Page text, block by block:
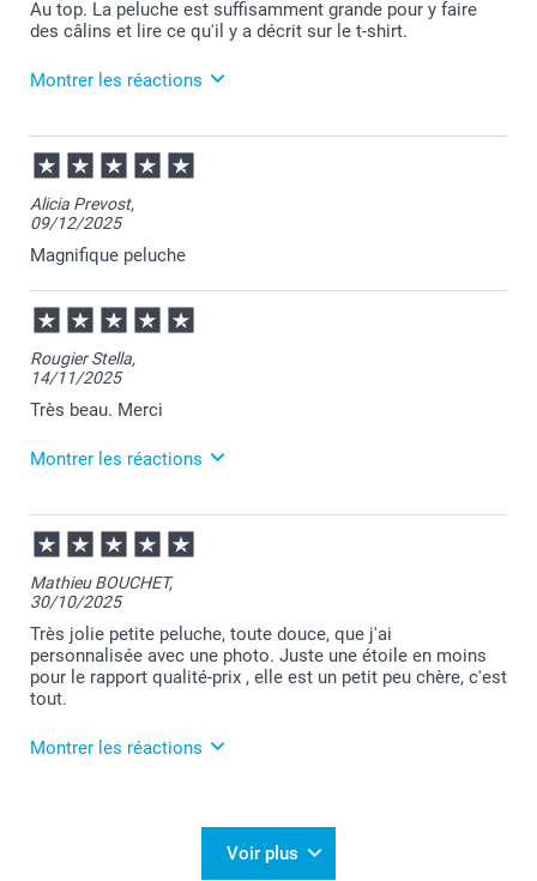
Nous restons à votre écoute et je vous souhaite une
Cordialement,
Florence@smartphoto
Au top. La peluche est suffisamment grande pour y faire
des câlins et lire ce qu'il y a décrit sur le t-shirt.
Montrer les réactions
06/03/2026
14:01
Nous vous remercions sincèrement pour votre
appréciation positive et sommes heureux que votre
expérience ait répondu à vos attentes Marie-Alix.
Nous restons à votre entière disposition,
Laila@Smartphoto
Alicia Prevost,
09/12/2025
Magnifique peluche
Rougier Stella,
14/11/2025
Très beau. Merci
Montrer les réactions
19/11/2025
09:04
Merci Stella pour ce chouette commentaire!
Je suis ravie de savoir que votre produit vous
apporte satisfaction :-)
Revenez nous voir bientôt.
Julie@Smartphoto
Mathieu BOUCHET,
30/10/2025
Très jolie petite peluche, toute douce, que j'ai
personnalisée avec une photo. Juste une étoile en moins
pour le rapport qualité-prix , elle est un petit peu chère, c'est
tout.
Montrer les réactions
Voir plus